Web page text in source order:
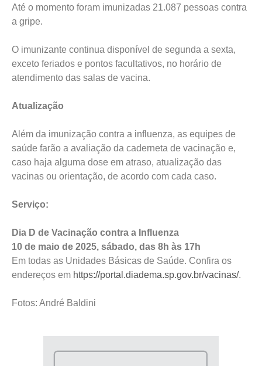
Até o momento foram imunizadas 21.087 pessoas contra
a gripe.
O imunizante continua disponível de segunda a sexta,
exceto feriados e pontos facultativos, no horário de
atendimento das salas de vacina.
Atualização
Além da imunização contra a influenza, as equipes de
saúde farão a avaliação da caderneta de vacinação e,
caso haja alguma dose em atraso, atualização das
vacinas ou orientação, de acordo com cada caso.
Serviço:
Dia D de Vacinação contra a Influenza
10 de maio de 2025, sábado, das 8h às 17h
Em todas as Unidades Básicas de Saúde. Confira os
endereços em https://portal.diadema.sp.gov.br/vacinas/.
Fotos: André Baldini